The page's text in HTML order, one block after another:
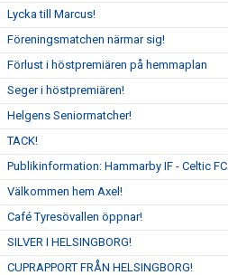
Lycka till Marcus!
Föreningsmatchen närmar sig!
Förlust i höstpremiären på hemmaplan
Seger i höstpremiären!
Helgens Seniormatcher!
TACK!
Publikinformation: Hammarby IF - Celtic FC
Välkommen hem Axel!
Café Tyresövallen öppnar!
SILVER I HELSINGBORG!
CUPRAPPORT FRÅN HELSINGBORG!